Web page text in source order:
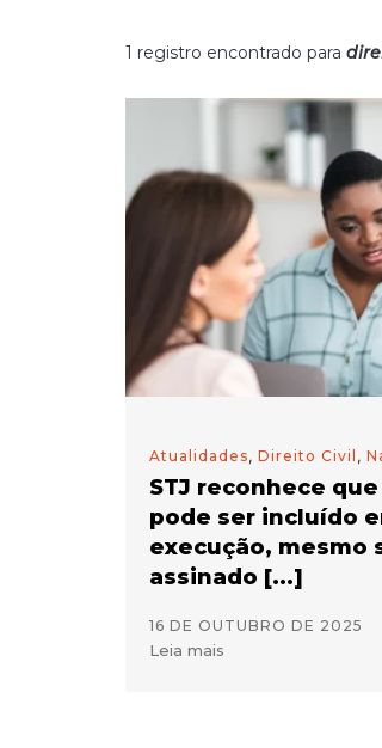
1 registro encontrado para
Atualidades, Direito Civil ,
STJ reconhece
pode ser incluído
execução, mesmo
assinado [...]
16 DE OUTUBRO DE 2025
Leia mais